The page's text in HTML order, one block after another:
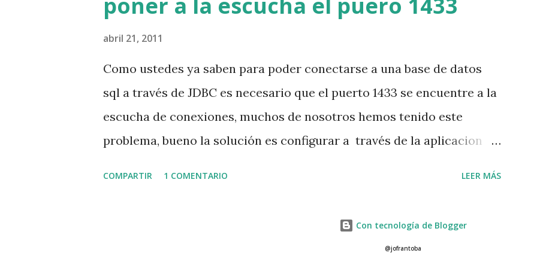
abril 21, 2011
Como ustedes ya saben para poder conectarse a una base de datos
sql a través de JDBC es necesario que el puerto 1433 se encuentre a la
escucha de conexiones, muchos de nosotros hemos tenido este
problema, bueno la solución es configurar a través de la aplicacion
contenidos existe un item llamado "TCP/IP" este tiene que estar
COMPARTIR 1 COMENTARIO LEER MÁS
Con tecnología de Blogger
@jofrantoba